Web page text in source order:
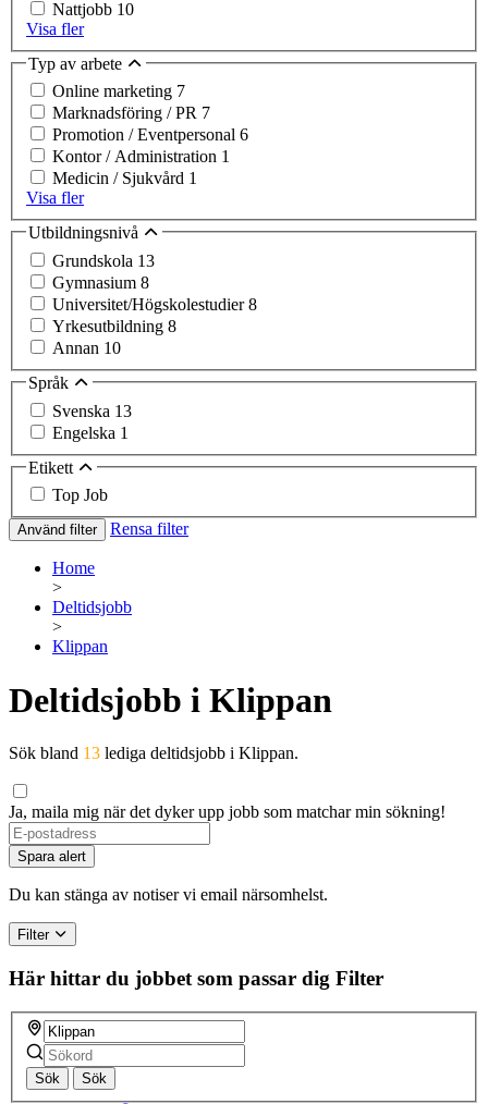
Nattjobb 10
Visa fler
Typ av arbete
Online marketing 7
Marknadsföring / PR 7
Promotion / Eventpersonal 6
Kontor / Administration 1
Medicin / Sjukvård 1
Visa fler
Utbildningsnivå
Grundskola 13
Gymnasium 8
Universitet/Högskolestudier8
Yrkesutbildning 8
Annan 10
Språk
Svenska 13
Engelska 1
Etikett
Top Job
Använd filter Rensa filter
Home
>
Deltidsjobb
>
Klippan
Deltidsjobb i Klippan
Sök bland 13 lediga deltidsjobb i Klippan.
Ja, maila mig när det dyker upp jobb som matchar min sökning!
Spara alert
Du kan stänga av notiser vi email närsomhelst.
Filter
Här hittar du jobbet som passar dig Filter
Sök Sök